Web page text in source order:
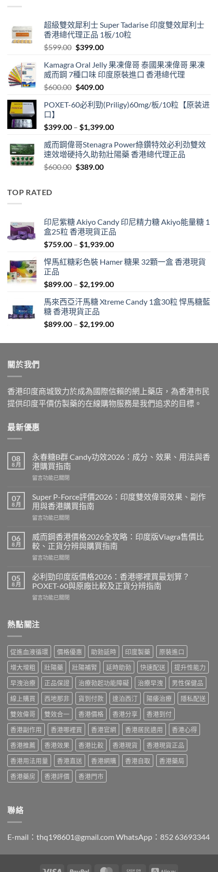
超級雙效犀利士 Super Tadarise 印度雙效犀利士
香港總代理正品 1板/10粒
$599.00 Original
was:
$599.00.
$399.00Current
is:
$399.00.
Kamagra Oral Jelly 果凍偉哥 泰國果凍偉哥 果凍
威而鋼 7種口味 印度原裝進口 香港總代理
$600.00 Original
was:
$409.00Current
is:
POXET-60必利勁(Priligy)60mg/板/10粒【原装进
口】
$399.00 – $1,399.00Price
$399.00
through
威而鋼偉哥Stenagra Power綠鑽特效必利劲雙效
速效增硬持久助勃壯陽藥 香港總代理正品
$600.00 Original
$389.00Current
TOP RATED
印尼紫糖 Akiyo Candy 印尼精力糖 Akiyo能量糖 1
盒25粒 香港現貨正品
$759.00 – $1,939.00Price
$759.00
$1,939.00
悍馬紅糖彩色裝 Hamer 糖果 32顆一盒 香港現貨
正品
$899.00 – $2,199.00Price
$899.00
$2,199.00
馬來西亞汗馬糖 Xtreme Candy 1盒30粒 悍馬糖藍
糖 香港現貨正品
$899.00 – $2,199.00Price
$899.00
關於我們
香港印度商城致力於成為國際信賴的網上藥店，為香港市民
提供印度平價仿製藥的在線購物服務是我們追求的目標。
最新優惠
08
8 月
永春糖B群 Candy功效2026：成分、效果、用法與香
港購買指南
在
春
糖
B
群
功
效
2026：
成
效
果、
法
港
指
南〉
中
留言功能已關閉
07
8 月
Super P-Force評價2026：印度雙效偉哥效果、副作
用與香港購買指南
在
P-
Force
評
價
印
度
效
效
作
用
與
香
港
購
買
指
南〉
中
留言功能已關閉
06
8 月
威而鋼香港價格2026全攻略：印度版Viagra售價比
較、正貨分辨與購買指南
在
而
鋼
香
港
2026
略：
印
度
版
Viagra
售
價
比
較、
正
貨
分
辨
與
購
買
指
留言功能已關閉
05
8 月
必利勁印度版價格2026：香港哪裡買最划算？
POXET-60與原廠比較及正貨分辨指南
在
勁
印
版
價
格
2026：
香
港
哪
裡
買
最
划
算？
POXET-
60
與
原
廠
辨
南〉
留言功能已關閉
熱點關注
促進血液循環 價格優惠 助勃延時 印度製藥
原裝進口
增大增粗
壯陽藥 壯陽補腎 延時助勃 快速配送
提升性能力
早洩治療
正品保證 治療勃起功能障礙 治療早洩
男性保健品
線上購買
西地那非 貨到付款 達泊西汀 陽痿治療
隱私配送
雙效偉哥
雙效合一 香港價格 香港分享
香港到付
香港副作用
香港哪裡買 香港官網 香港居民適用
香港心得
香港推薦
香港效果 香港比較 香港現貨
香港現貨正品
香港用法用量
香港直送 香港網購 香港自取
香港藥局
香港藥房
香港評價 香港門市
聯絡
E-mail： thq198601@gmail.com WhatsApp：852 63693344